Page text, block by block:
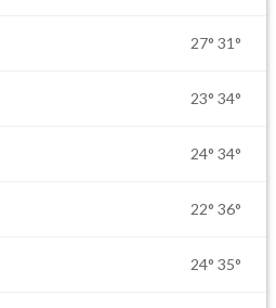
27° 31°
23° 34°
24° 34°
22° 36°
24° 35°